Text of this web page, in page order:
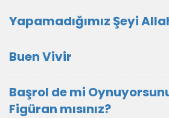
Yapamadığımız Şeyi
Buen Vivir
Başrol de mi
Figüran mısınız?